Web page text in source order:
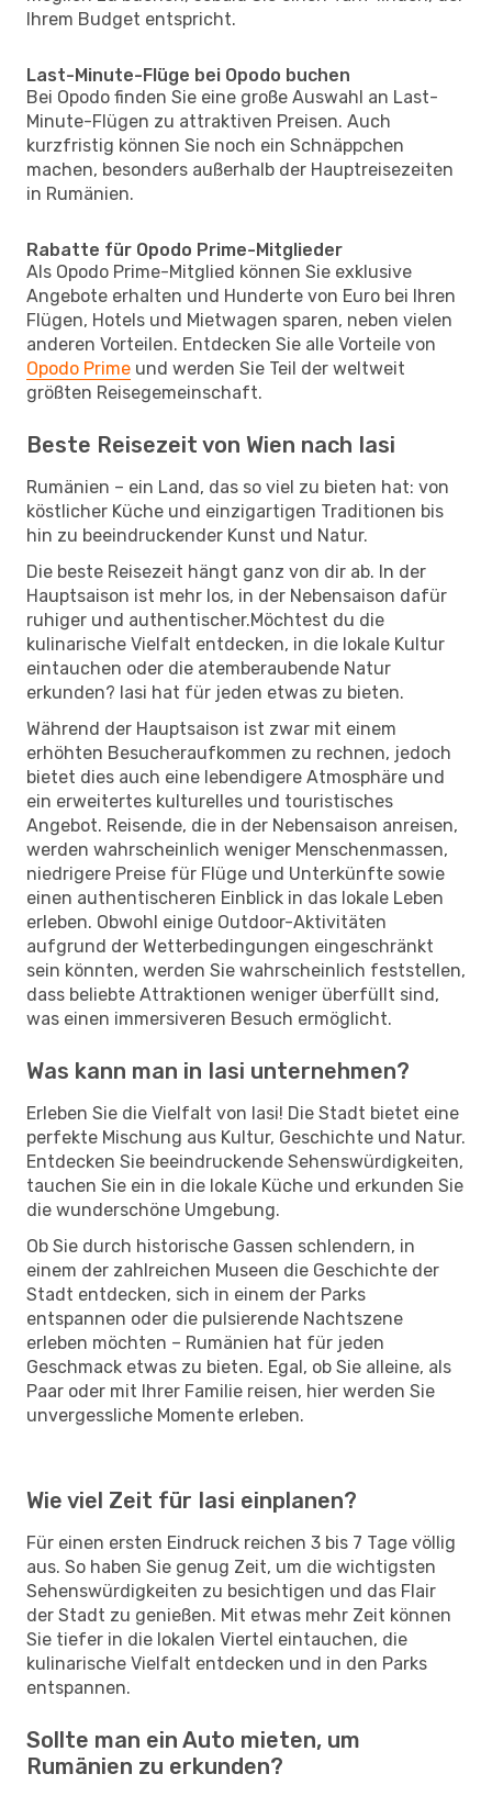
Ihrem Budget entspricht.
Last-Minute-Flüge bei Opodo buchen
Bei Opodo finden Sie eine große Auswahl an Last-
Minute-Flügen zu attraktiven Preisen. Auch
kurzfristig können Sie noch ein Schnäppchen
machen, besonders außerhalb der Hauptreisezeiten
in Rumänien.
Rabatte für Opodo Prime-Mitglieder
Als Opodo Prime-Mitglied können Sie exklusive
Angebote erhalten und Hunderte von Euro bei Ihren
Flügen, Hotels und Mietwagen sparen, neben vielen
anderen Vorteilen. Entdecken Sie alle Vorteile von
Opodo Prime und werden Sie Teil der weltweit
größten Reisegemeinschaft.
Beste Reisezeit von Wien nach Iasi
Rumänien – ein Land, das so viel zu bieten hat: von
köstlicher Küche und einzigartigen Traditionen bis
hin zu beeindruckender Kunst und Natur.
Die beste Reisezeit hängt ganz von dir ab. In der
Hauptsaison ist mehr los, in der Nebensaison dafür
ruhiger und authentischer.Möchtest du die
kulinarische Vielfalt entdecken, in die lokale Kultur
eintauchen oder die atemberaubende Natur
erkunden? Iasi hat für jeden etwas zu bieten.
Während der Hauptsaison ist zwar mit einem
erhöhten Besucheraufkommen zu rechnen, jedoch
bietet dies auch eine lebendigere Atmosphäre und
ein erweitertes kulturelles und touristisches
Angebot. Reisende, die in der Nebensaison anreisen,
werden wahrscheinlich weniger Menschenmassen,
niedrigere Preise für Flüge und Unterkünfte sowie
einen authentischeren Einblick in das lokale Leben
erleben. Obwohl einige Outdoor-Aktivitäten
aufgrund der Wetterbedingungen eingeschränkt
sein könnten, werden Sie wahrscheinlich feststellen,
dass beliebte Attraktionen weniger überfüllt sind,
was einen immersiveren Besuch ermöglicht.
Was kann man in Iasi unternehmen?
Erleben Sie die Vielfalt von Iasi! Die Stadt bietet eine
perfekte Mischung aus Kultur, Geschichte und Natur.
Entdecken Sie beeindruckende Sehenswürdigkeiten,
tauchen Sie ein in die lokale Küche und erkunden Sie
die wunderschöne Umgebung.
Ob Sie durch historische Gassen schlendern, in
einem der zahlreichen Museen die Geschichte der
Stadt entdecken, sich in einem der Parks
entspannen oder die pulsierende Nachtszene
erleben möchten – Rumänien hat für jeden
Geschmack etwas zu bieten. Egal, ob Sie alleine, als
Paar oder mit Ihrer Familie reisen, hier werden Sie
unvergessliche Momente erleben.
Wie viel Zeit für Iasi einplanen?
Für einen ersten Eindruck reichen 3 bis 7 Tage völlig
aus. So haben Sie genug Zeit, um die wichtigsten
Sehenswürdigkeiten zu besichtigen und das Flair
der Stadt zu genießen. Mit etwas mehr Zeit können
Sie tiefer in die lokalen Viertel eintauchen, die
kulinarische Vielfalt entdecken und in den Parks
entspannen.
Sollte man ein Auto mieten, um
Rumänien zu erkunden?